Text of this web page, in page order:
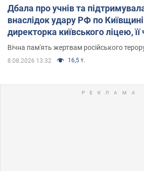
Дбала про учнів та
внаслідок удару РФ по
директорка київського ліцею, її
Вічна пам'ять жертвам російського
8.08.2026 13:32 16,5 т.